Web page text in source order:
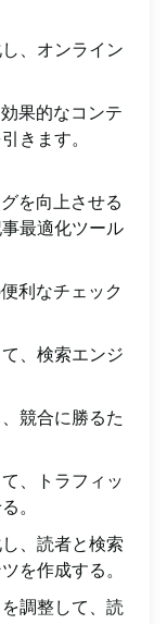
、オンライン
果的なコンテ
きます。
を向上させる
最適化ツール
利なチェック
、検索エンジ
競合に勝るた
、トラフィッ
。
、読者と検索
を作成する。
調整して、読